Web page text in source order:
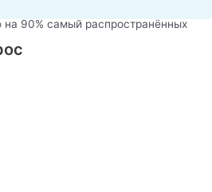
на 90% самый распространённых